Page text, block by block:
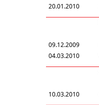
20.01.2010
09.12.2009
04.03.2010
10.03.2010